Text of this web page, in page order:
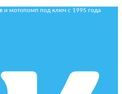
мотопомп под ключ с 1995 года